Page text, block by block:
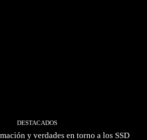
DESTACADOS
y verdades en torno a los SSD